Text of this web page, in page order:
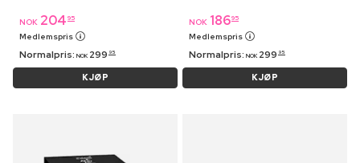
NOK 204 95
Medlemspris
Normalpris: NOK 299 95
KJØP
NOK 18695
Medlemspris
Normalpris: NOK 299 95
KJØP